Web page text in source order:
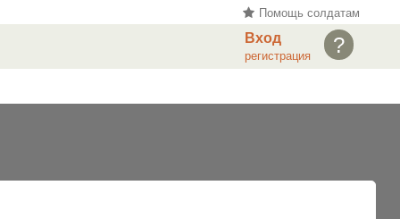
Помощь солдатам
?
Вход
регистрация